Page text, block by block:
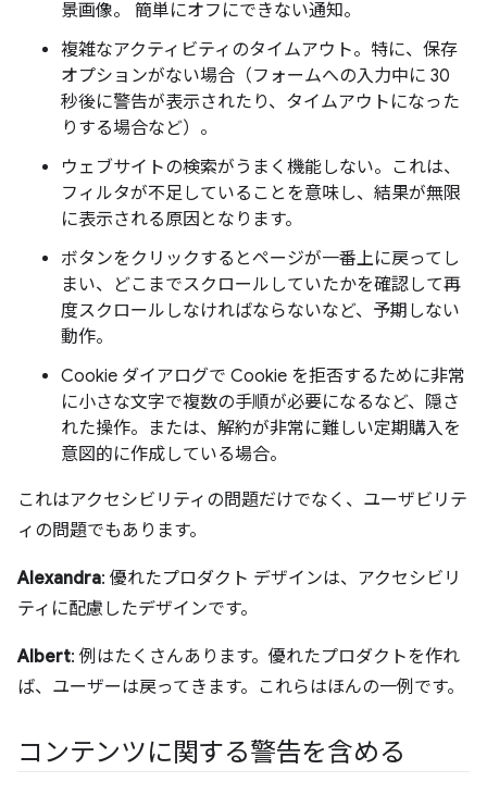
景画像。 簡単にオフにできない通知。
複雑なアクティビティのタイムアウト。特に、保存
オプションがない場合（フォームへの入力中に 30
秒後に警告が表示されたり、タイムアウトになった
りする場合など）。
ウェブサイトの検索がうまく機能しない。これは、
フィルタが不足していることを意味し、結果が無限
に表示される原因となります。
ボタンをクリックするとページが一番上に戻ってし
まい、どこまでスクロールしていたかを確認して再
度スクロールしなければならないなど、予期しない
動作。
Cookie ダイアログで Cookie を拒否するために非常
に小さな文字で複数の手順が必要になるなど、隠さ
れた操作。または、解約が非常に難しい定期購入を
意図的に作成している場合。
これはアクセシビリティの問題だけでなく、ユーザビリテ
ィの問題でもあります。
Alexandra: 優れたプロダクト デザインは、アクセシビリ
ティに配慮したデザインです。
Albert: 例はたくさんあります。優れたプロダクトを作れ
ば、ユーザーは戻ってきます。これらはほんの一例です。
コンテンツに関する警告を含める